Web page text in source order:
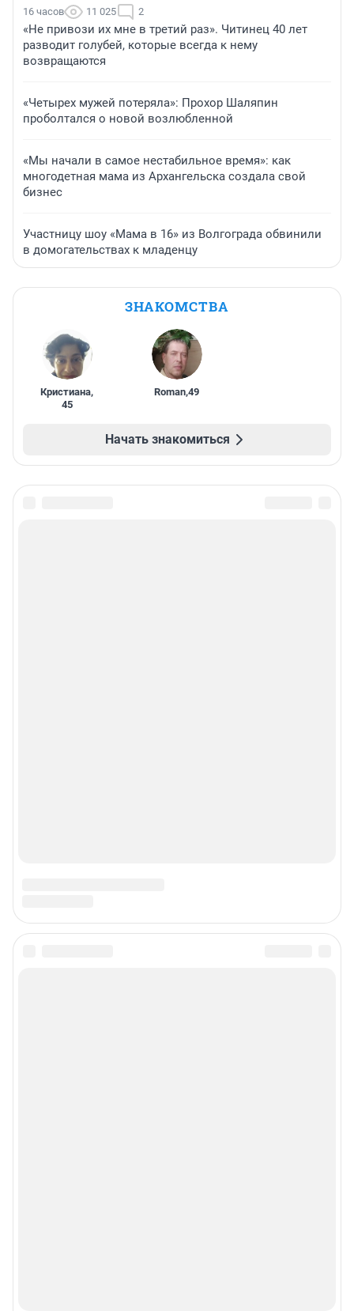
16 часов 11 025 2
«Не привози их мне в третий раз». Читинец 40 лет
разводит голубей, которые всегда к нему
возвращаются
«Четырех мужей потеряла»: Прохор Шаляпин
проболтался о новой возлюбленной
«Мы начали в самое нестабильное время»: как
многодетная мама из Архангельска создала свой
бизнес
Участницу шоу «Мама в 16» из Волгограда обвинили
в домогательствах к младенцу
ЗНАКОМСТВА
Кристиана,
45
Roman,49
Начать знакомиться